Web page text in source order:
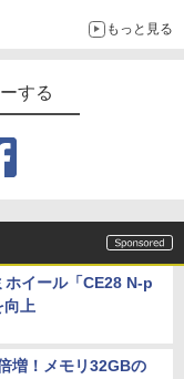
もっと見る
する
ホイール「CE28 N-p
上
増！メモリ32GBの